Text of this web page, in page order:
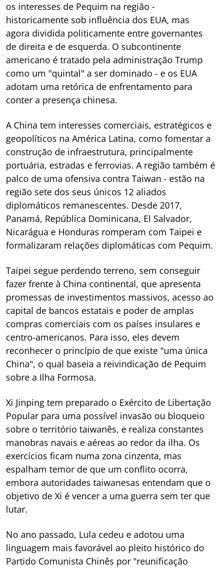
os interesses de Pequim na região -
historicamente sob influência dos EUA, mas
agora dividida politicamente entre governantes
de direita e de esquerda. O subcontinente
americano é tratado pela administração Trump
como um "quintal" a ser dominado - e os EUA
adotam uma retórica de enfrentamento para
conter a presença chinesa.
A China tem interesses comerciais, estratégicos e
geopolíticos na América Latina, como fomentar a
construção de infraestrutura, principalmente
portuária, estradas e ferrovias. A região também é
palco de uma ofensiva contra Taiwan - estão na
região sete dos seus únicos 12 aliados
diplomáticos remanescentes. Desde 2017,
Panamá, República Dominicana, El Salvador,
Nicarágua e Honduras romperam com Taipei e
formalizaram relações diplomáticas com Pequim.
Taipei segue perdendo terreno, sem conseguir
fazer frente à China continental, que apresenta
promessas de investimentos massivos, acesso ao
capital de bancos estatais e poder de amplas
compras comerciais com os países insulares e
centro-americanos. Para isso, eles devem
reconhecer o princípio de que existe "uma única
China", o qual baseia a reivindicação de Pequim
sobre a Ilha Formosa.
Xi Jinping tem preparado o Exército de Libertação
Popular para uma possível invasão ou bloqueio
sobre o território taiwanês, e realiza constantes
manobras navais e aéreas ao redor da ilha. Os
exercícios ficam numa zona cinzenta, mas
espalham temor de que um conflito ocorra,
embora autoridades taiwanesas entendam que o
objetivo de Xi é vencer a uma guerra sem ter que
lutar.
No ano passado, Lula cedeu e adotou uma
linguagem mais favorável ao pleito histórico do
Partido Comunista Chinês por "reunificação